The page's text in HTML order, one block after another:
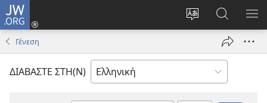
JW.ORG
Αλλαγή
γλώσσας
ιστότοπου
Σύνδεση
(ανοίγει
παράθυρο)
στο
JW.ORG
Γένεση
ΔΙΑΒΑΣΤΕ ΣΤΗ(Ν)